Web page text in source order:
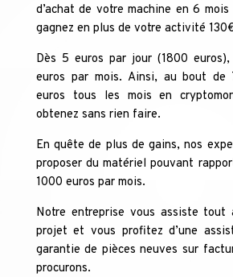
d’achat de votre machine en 6
gagnez en plus de votre activité
Dès 5 euros par jour (1800
euros par mois. Ainsi, au bout de
euros tous les mois en
obtenez sans rien faire.
En quête de plus de gains, nos
proposer du matériel pouvant
1000 euros par mois.
Notre entreprise vous assiste tout
projet et vous profitez d’une
garantie de pièces neuves sur
procurons.